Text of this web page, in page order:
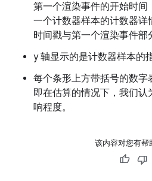
第一个渲染事件的开始时
一个计数器样本的计数器
时间戳与第一个渲染事件部
y 轴显示的是计数器样本的
每个条形上方带括号的数字
即在估算的情况下，我们
响程度。
该内容对您有帮